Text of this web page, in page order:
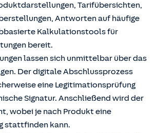
Tarifübersichten,
Antworten auf häufige
Kalkulationstools für
bereit.
lassen sich unmittelbar über das
Der digitale Abschlussprozess
eine Legitimationsprüfung
Signatur. Anschließend wird der
wobei je nach Produkt eine
stattfinden kann.